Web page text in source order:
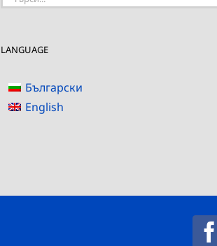
LANGUAGE
Български
English